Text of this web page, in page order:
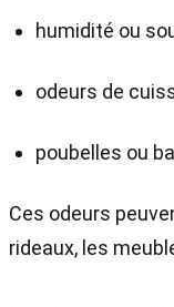
humidité ou
odeurs de
poubelles ou
Ces odeurs
rideaux, les